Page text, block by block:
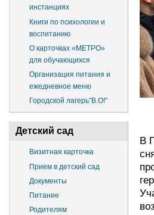
инстанциях
Книги по психологии и
воспитанию
О карточках «МЕТРО»
для обучающихся
Организация питания и
ежедневное меню
Городской лагерь"В.О!"
Детский сад
Визитная карточка
Прием в детский сад
Документы
Питание
Родителям
В